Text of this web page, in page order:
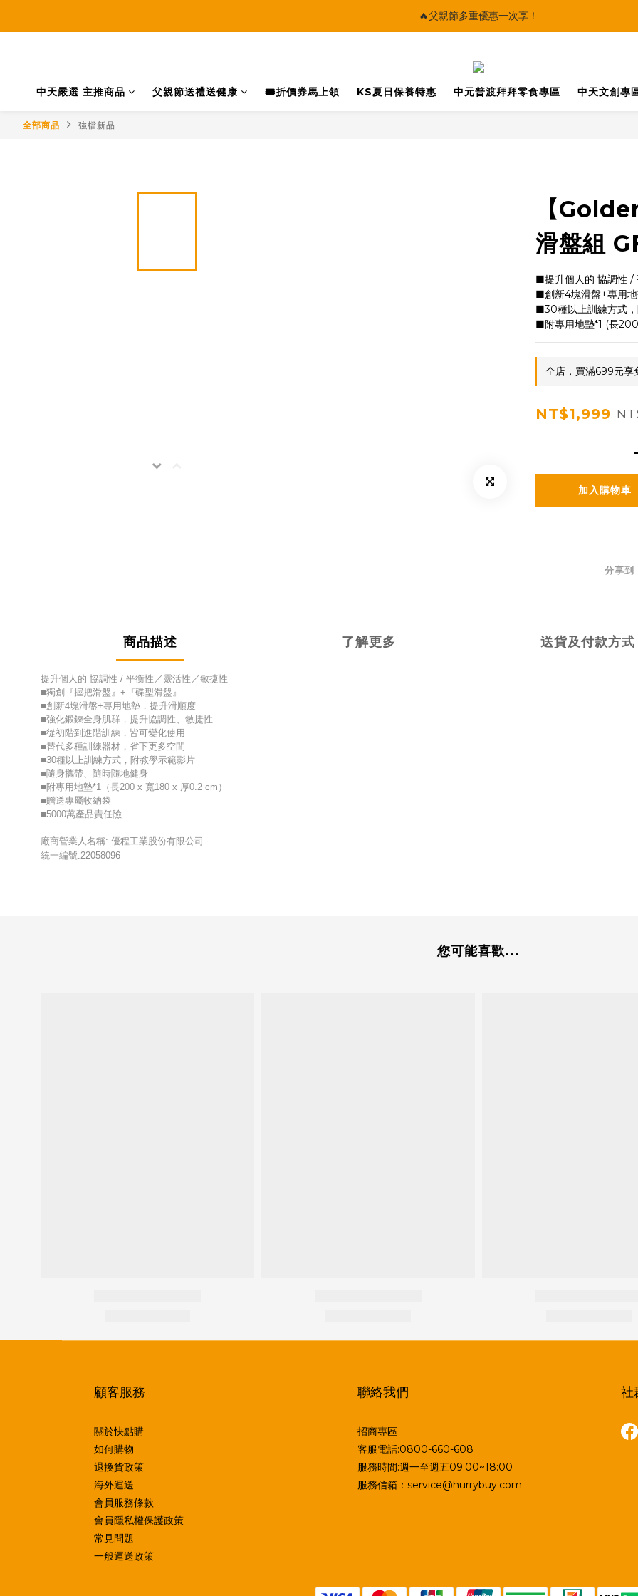
🔥父親節多重優惠一次享！
🔥父親節多重優惠一次享！
中天嚴選 主推商品 父親節送禮送健康 🎟️折價券馬上領 KS夏日保養特惠 中元普渡拜拜零食專區 中天文創專
全部商品 強檔新品
【
滑盤組
■提升個人的 協調性 /
■創新4塊滑盤+專用
■30種以上訓練方式
■附專用地墊*1 (長
全店，買滿699元享
NT$1,999
加入購物車
分享到
商品描述 了解更多 送貨及付款方式
提升個人的 協調性 / 平衡性／靈活性／敏捷性
■獨創『握把滑盤』+『碟型滑盤』
■創新4塊滑盤+專用地墊，提升滑順度
■強化鍛鍊全身肌群，提升協調性、敏捷性
■從初階到進階訓練，皆可變化使用
■替代多種訓練器材，省下更多空間
■30種以上訓練方式，附教學示範影片
■隨身攜帶、隨時隨地健身
■附專用地墊*1（長200 x 寬180 x 厚0.2 cm）
■贈送專屬收納袋
■5000萬產品責任險
廠商營業人名稱: 優程工業股份有限公司
統一編號:22058096
您可能喜歡...
顧客服務
關於快點購
如何購物
退換貨政策
海外運送
會員服務條款
會員隱私權保護政策
常見問題
一般運送政策
聯絡我們
招商專區
客服電話:0800-660-608
服務時間:週一至週五09:00~18:00
服務信箱：service@hurrybuy.com
社